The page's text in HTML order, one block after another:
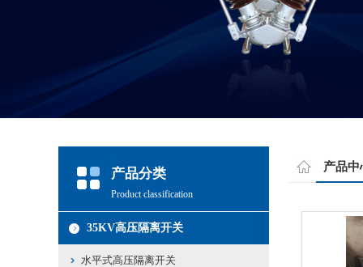
产品分类
Product classification
35KV高压隔离开关
水平式高压隔离开关
产品中